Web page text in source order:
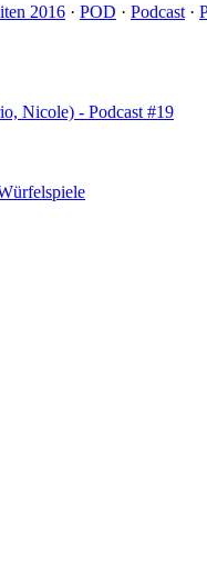
2016 · POD · Podcast ·
Nicole) - Podcast #19